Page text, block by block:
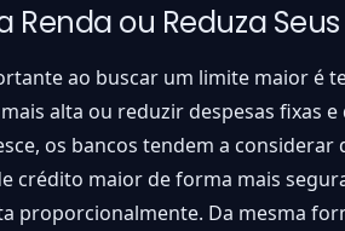
Renda ou Reduza
ao buscar um limite maior é
alta ou reduzir despesas fixas e
os bancos tendem a considerar
crédito maior de forma mais
proporcionalmente. Da mesma